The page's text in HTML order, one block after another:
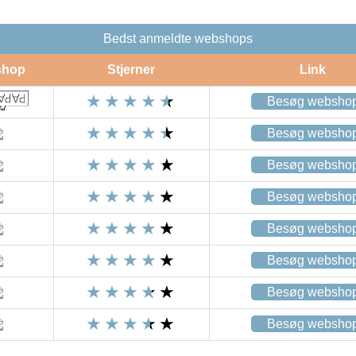
Bedst anmeldte webshops
Stjerner Link
Besøg
Besøg
Besøg
Besøg
Besøg
Besøg
Besøg
Besøg